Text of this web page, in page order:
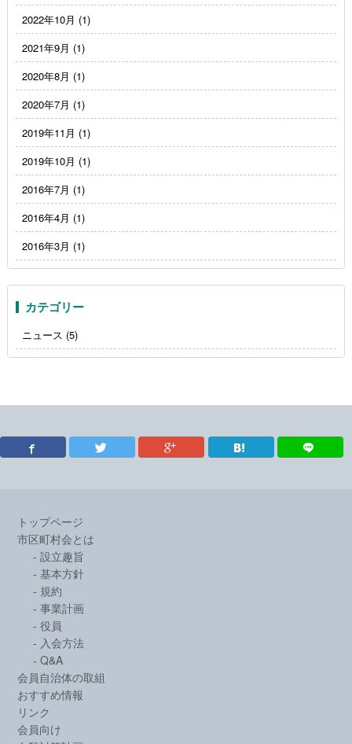
2022年10月 (1)
2021年9月 (1)
2020年8月 (1)
2020年7月 (1)
2019年11月 (1)
2019年10月 (1)
2016年7月 (1)
2016年4月 (1)
2016年3月 (1)
カテゴリー
ニュース (5)
トップページ
市区町村会とは
設立趣旨
基本方針
規約
事業計画
役員
入会方法
Q&A
会員自治体の取組
おすすめ情報
リンク
会員向け